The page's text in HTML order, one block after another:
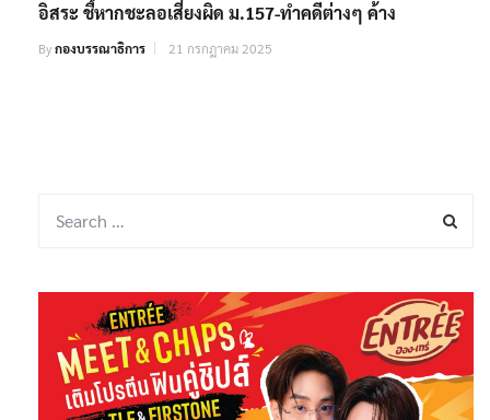
อิสระ ชี้หากชะลอเสี่ยงผิด ม.157-ทำคดีต่างๆ ค้าง
Byกองบรรณาธิการ 21 กรกฎาคม 2025